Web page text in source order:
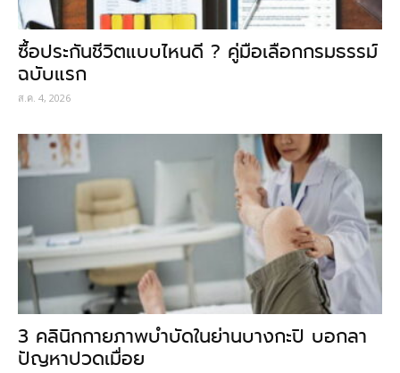
ซื้อประกันชีวิตแบบไหนดี ? คู่มือเลือกกรมธรรม์
ฉบับแรก
ส.ค. 4, 2026
3 คลินิกกายภาพบำบัดในย่านบางกะปิ บอกลา
ปัญหาปวดเมื่อย